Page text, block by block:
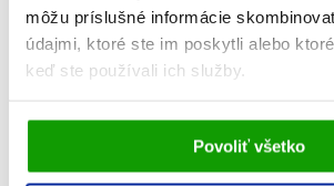
môžu príslušné informácie
údajmi, ktoré ste im poskytli alebo
keď ste používali ich služby.
Vami udelený súhlas bude uchovávaný
roka. Zmenu nastavení Vami
môžete upraviť v časti stránky
Povoliť všetko
PRIDAŤ DO KOŠÍKA
-7% S KÓDOM: BETAKAROT7